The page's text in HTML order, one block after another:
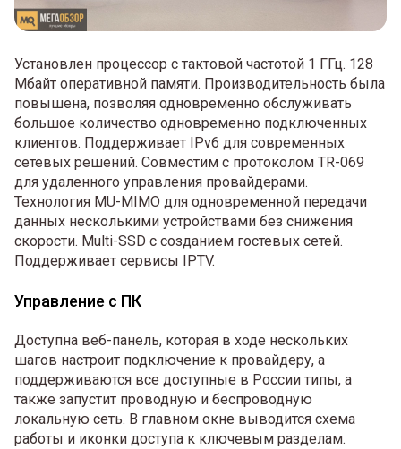
Установлен процессор с тактовой частотой 1 ГГц. 128
Мбайт оперативной памяти. Производительность была
повышена, позволяя одновременно обслуживать
большое количество одновременно подключенных
клиентов. Поддерживает IPv6 для современных
сетевых решений. Совместим с протоколом TR-069
для удаленного управления провайдерами.
Технология MU-MIMO для одновременной передачи
данных несколькими устройствами без снижения
скорости. Multi-SSD с созданием гостевых сетей.
Поддерживает сервисы IPTV.
Управление с ПК
Доступна веб-панель, которая в ходе нескольких
шагов настроит подключение к провайдеру, а
поддерживаются все доступные в России типы, а
также запустит проводную и беспроводную
локальную сеть. В главном окне выводится схема
работы и иконки доступа к ключевым разделам.